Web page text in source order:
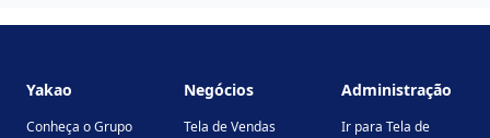
Yakao
Conheça o Grupo
Negócios
Tela de Vendas
Administração
Ir para Tela de